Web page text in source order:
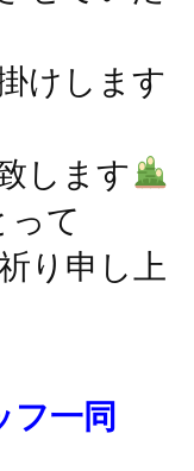
けします
します
って
り申し上
フ一同